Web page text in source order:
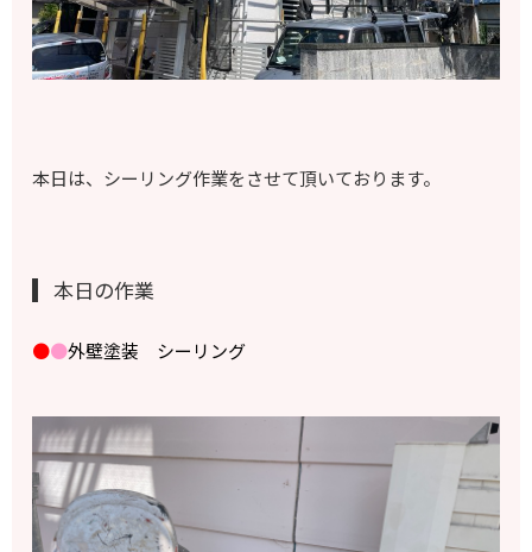
本日は、シーリング作業をさせて頂いております。
本日の作業
●●外壁塗装 シーリング